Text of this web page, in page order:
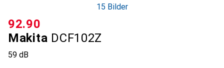
15 Bilder
Makita DCF102Z
59 dB
CHF
92.90